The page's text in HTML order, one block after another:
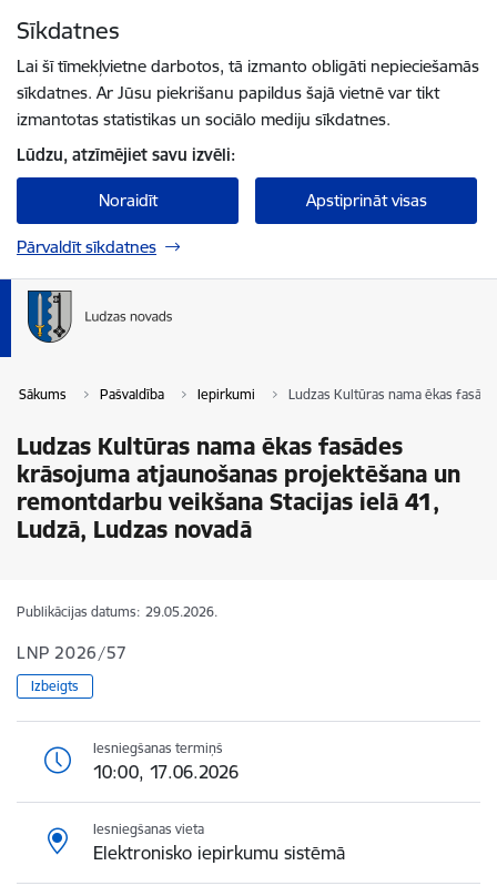
Sīkdatnes
Lai šī tīmekļvietne darbotos, tā izmanto obligāti nepieciešamās
sīkdatnes. Ar Jūsu piekrišanu papildus šajā vietnē var tikt
izmantotas statistikas un sociālo mediju sīkdatnes.
Lūdzu, atzīmējiet savu izvēli:
Noraidīt Apstiprināt visas
Pārvaldīt sīkdatnes
Sākums Pašvaldība Iepirkumi Ludzas Kultūras nama ēkas
Ludzas Kultūras nama ēkas fasādes
krāsojuma atjaunošanas projektēšana un
remontdarbu veikšana Stacijas ielā 41,
Ludzā, Ludzas novadā
Publikācijas datums: 29.05.2026.
LNP 2026/57
Izbeigts
Iesniegšanas termiņš
10:00, 17.06.2026
Iesniegšanas vieta
Elektronisko iepirkumu sistēmā